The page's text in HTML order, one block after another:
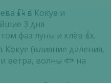
🎣 в Кокуе и
3 дня
фаз луны и клёв 👍,
(влияние даления,
ветра, волны 🐟 на